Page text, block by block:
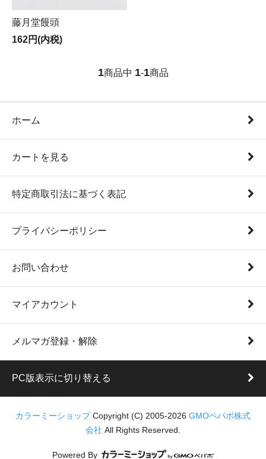
藤月堂饅頭
162円(内税)
1商品中 1-1商品
ホーム
カートを見る
特定商取引法に基づく表記
プライバシーポリシー
お問い合わせ
マイアカウント
メルマガ登録・解除
PC版表示に切り替える
カラーミーショップ Copyright (C) 2005-2026 GMOペパボ株式
会社 All Rights Reserved.
Powered By